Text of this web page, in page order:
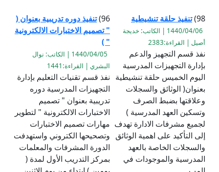
98) تنفيذ حلقة تنشيطية
1440/04/06 | الكاتب: خديجة
أصيل | القراءة:2383
نفذ قسم التجهيز والدعم
بإدارة التجهيزات المدرسية
اليوم الخميس حلقة تنشيطية
بعنوان( الوثائق والسجلات
وعلاقتها بضبط الصرف
وتسكين العهد المدرسية )
لجميع مشرفات الادارة تهدف
إلى التأكيد على اهمية الوثائق
والسجلات الخاصة بالعهد
المدرسية والموجودات في
96) تنفيذ دوره تدريبية بعنوان (
" تصميم الاختبارات الالكترونية
" )
1440/04/05 | الكاتب: نوال
البشري | القراءة:1441
نفذ قسم تقنيات التعليم بإدارة
التجهيزات المدرسية دوره
تدريبية بعنوان " تصميم
الاختبارات الالكترونية " لتطوير
مهارات تصميم الاختبارات
وتصحيحها الكتروني واستهدفت
الدورة المشرفات والمعلمات ‏
بمركز التدريب الأول لمدة (